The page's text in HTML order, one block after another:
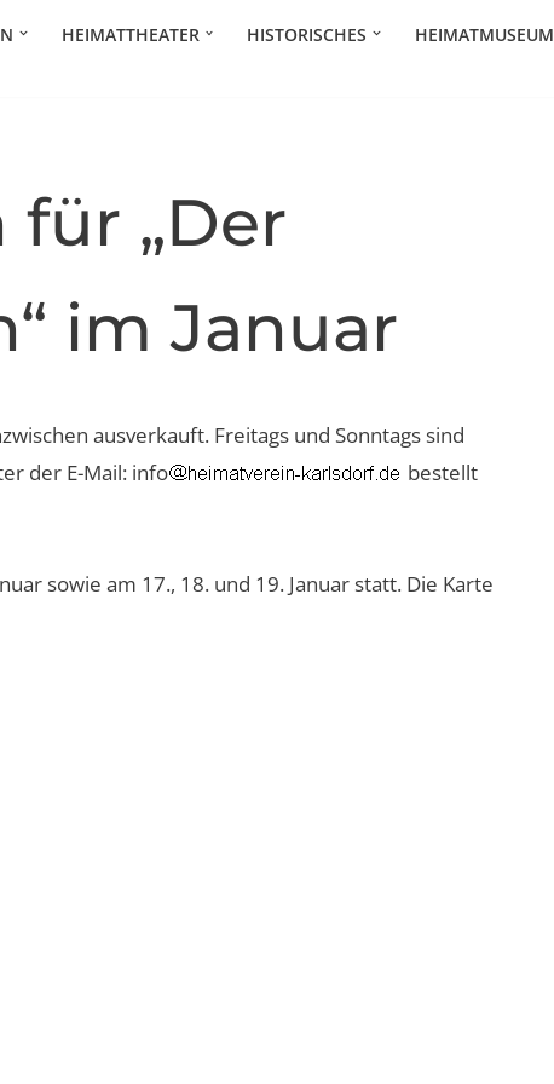
HEIMATTHEATER HISTORISCHES
HEIMATMUSEUM
„Der
im Januar
ausverkauft. Freitags und Sonntags sind
der E-Mail: info
bestellt
sowie am 17., 18. und 19. Januar statt. Die Karte